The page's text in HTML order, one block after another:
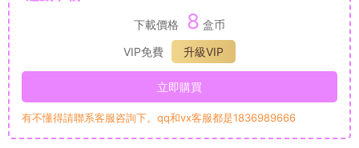
下載價格 8 盒币
VIP免費
升級VIP
立即購買
有不懂得請聯系客服咨詢下。qq和vx客服都是1836989666